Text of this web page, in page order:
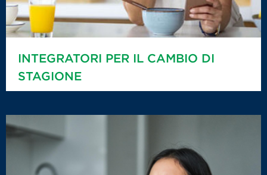
INTEGRATORI PER IL CAMBIO DI
STAGIONE